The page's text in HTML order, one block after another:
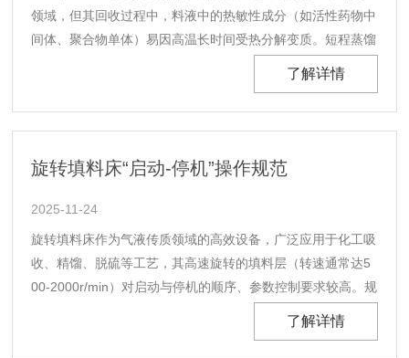
领域，但其回收过程中，料液中的热敏性成分（如活性药物中
间体、聚合物单体）易因高温长时间受热分解变质。短程蒸馏
技术凭借“高真空、低沸点、短停留”的核心优势，可实现溶剂
95%以上。该技术的核心原理是利用分子蒸馏的传......
了解详情
旋转填料床“启动-停机”操作规范
2025-11-24
旋转填料床作为气液传质领域的高效设备，广泛应用于化工吸
收、精馏、脱硫等工艺，其高速旋转的填料层（转速通常达5
00-2000r/min）对启动与停机的顺序、参数控制要求较高。规
范的“启动-停机”操作是保障设备运行安全、延长使用寿命、提
了解详情